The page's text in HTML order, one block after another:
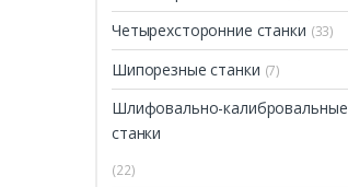
Четырехсторонние станки (33)
Шипорезные станки (7)
Шлифовально-калибровальные
станки
(22)